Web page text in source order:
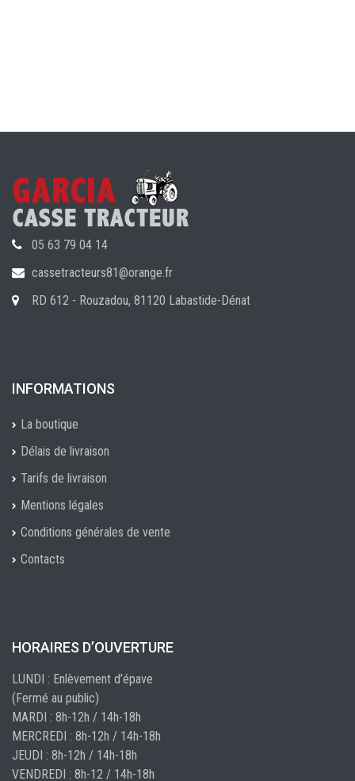
05 63 79 04 14
cassetracteurs81@orange.fr
RD 612 - Rouzadou, 81120 Labastide-Dénat
INFORMATIONS
La boutique
Délais de livraison
Tarifs de livraison
Mentions légales
Conditions générales de vente
Contacts
HORAIRES D’OUVERTURE
LUNDI : Enlèvement d’épave
(Fermé au public)
MARDI : 8h-12h / 14h-18h
MERCREDI : 8h-12h / 14h-18h
JEUDI : 8h-12h / 14h-18h
VENDREDI : 8h-12 / 14h-18h